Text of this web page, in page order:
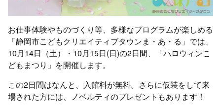
お仕事体験やものづくり等、多様なプログラムが楽しめる
「静岡市こどもクリエイティブタウンま・あ・る」では、
10月14日（土）・10月15日(日)の2日間、「ハロウィンこ
どもまつり」を開催します。
この2日間はなんと、入館料が無料。さらに仮装をして来
場された方には、ノベルティのプレゼントもあります！